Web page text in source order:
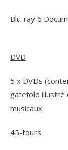
Blu-ray 6
122
DVD
5 x DVDs
gatefold illustré
musicaux.
45-tours